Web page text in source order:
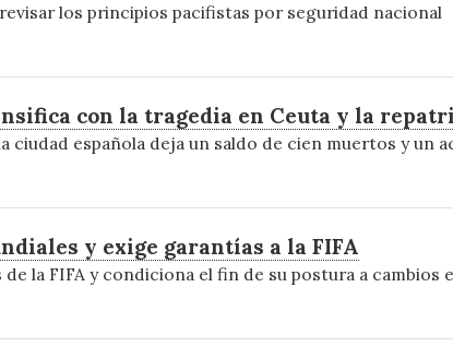
los principios pacifistas por seguridad nacional
con la tragedia en Ceuta y la
ciudad española deja un saldo de cien muertos y
y exige garantías a la FIFA
la FIFA y condiciona el fin de su postura a cambios